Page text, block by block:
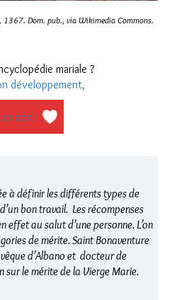
1367. Dom. pub., via Wikimedia Commons.
mariale ?
développement,
don !
à définir les différents types de
bon travail. Les récompenses
au salut d’une personne. L’on
de mérite. Saint Bonaventure
d’Albano et docteur de
sur le mérite de la Vierge Marie.